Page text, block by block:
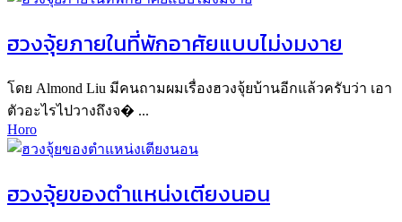
ฮวงจุ้ยภายในที่พักอาศัยแบบไม่งมงาย
โดย Almond Liu มีคนถามผมเรื่องฮวงจุ้ยบ้านอีกแล้วครับว่า เอา
ตัวอะไรไปวางถึงจ� ...
Horo
ฮวงจุ้ยของตำแหน่งเตียงนอน